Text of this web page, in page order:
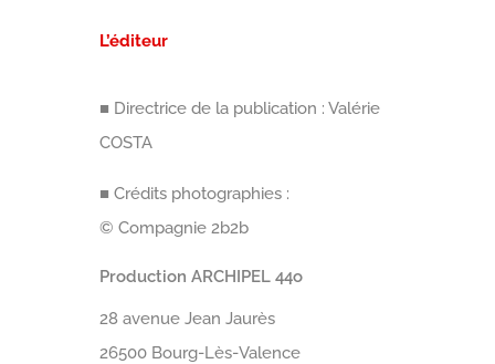
L’éditeur
■ Directrice de la publication : Valérie
COSTA
■ Crédits photographies :
© Compagnie 2b2b
Production ARCHIPEL 44o
28 avenue Jean Jaurès
26500 Bourg-Lès-Valence